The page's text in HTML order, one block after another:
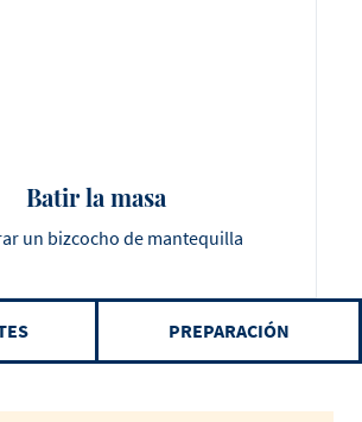
Batir la masa
un bizcocho de mantequilla
PREPARACIÓN